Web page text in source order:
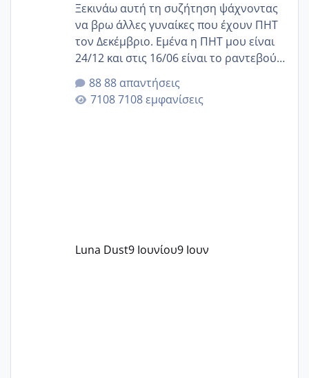
Ξεκινάω αυτή τη συζήτηση ψάχνοντας
να βρω άλλες γυναίκες που έχουν ΠΗΤ
τον Δεκέμβριο. Εμένα η ΠΗΤ μου είναι
24/12 και στις 16/06 είναι το ραντεβού
της αυχενικής διαφάνειας. Έχω αρκετό
άγχος και οι μέρες δεν φαίνεται να
περνάνε με τίποτα.
88 απαντήσεις
7108 εμφανίσεις
Luna Dust9 Ιουνίου9 Ιουν